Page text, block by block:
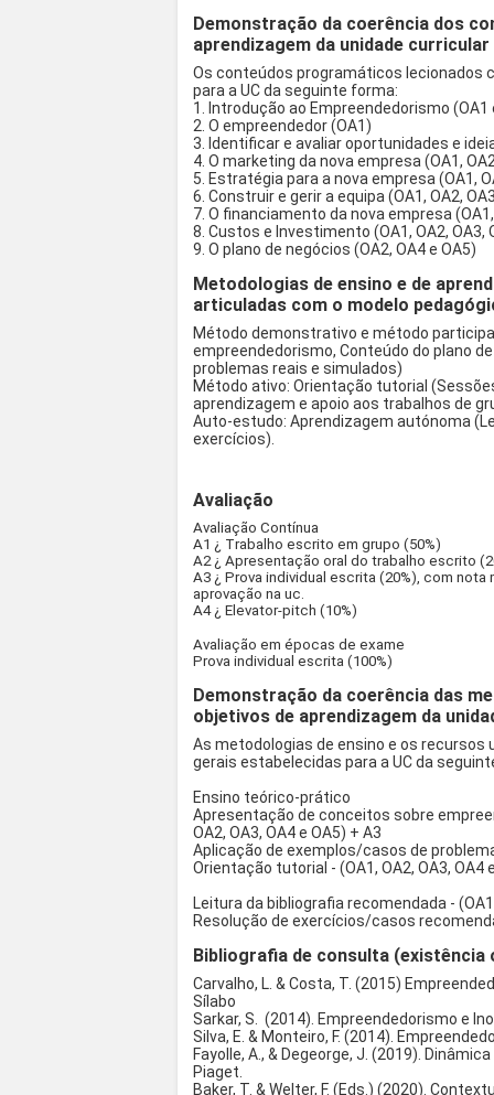
Demonstração da coerência dos
aprendizagem da unidade curricular
Os conteúdos programáticos lecionados
para a UC da seguinte forma:
1. Introdução ao Empreendedorismo (OA1
2. O empreendedor (OA1)
3. Identificar e avaliar oportunidades e
4. O marketing da nova empresa (OA1,
5. Estratégia para a nova empresa (OA1,
6. Construir e gerir a equipa (OA1, OA2,
7. O financiamento da nova empresa (OA1,
8. Custos e Investimento (OA1, OA2, OA3,
9. O plano de negócios (OA2, OA4 e OA5)
Metodologias de ensino e de
articuladas com o modelo
Método demonstrativo e método
empreendedorismo, Conteúdo do plano
problemas reais e simulados)
Método ativo: Orientação tutorial
aprendizagem e apoio aos trabalhos de
Auto-estudo: Aprendizagem autónoma
exercícios).
Avaliação
Avaliação Contínua
A1 ¿ Trabalho escrito em grupo (50%)
A2 ¿ Apresentação oral do trabalho escrito
A3 ¿ Prova individual escrita (20%), com
aprovação na uc.
A4 ¿ Elevator-pitch (10%)
Avaliação em épocas de exame
Prova individual escrita (100%)
Demonstração da coerência das
objetivos de aprendizagem da
As metodologias de ensino e os
gerais estabelecidas para a UC da
Ensino teórico-prático
Apresentação de conceitos sobre
OA2, OA3, OA4 e OA5) + A3
Aplicação de exemplos/casos de
Orientação tutorial - (OA1, OA2, OA3, OA4
Leitura da bibliografia recomendada -
Resolução de exercícios/casos
Bibliografia de consulta
Carvalho, L. & Costa, T. (2015)
Sílabo
Sarkar, S. (2014). Empreendedorismo e
Silva, E. & Monteiro, F. (2014).
Fayolle, A., & Degeorge, J. (2019).
Piaget.
Baker, T. & Welter, F. (Eds.) (2020).